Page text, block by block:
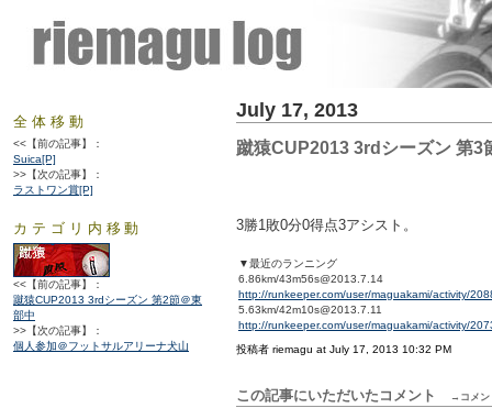
July 17, 2013
蹴猿CUP2013 3rdシーズン 第3
3勝1敗0分0得点3アシスト。
▼最近のランニング
6.86km/43m56s@2013.7.14
http://runkeeper.com/user/maguakami/activity/
5.63km/42m10s@2013.7.11
http://runkeeper.com/user/maguakami/activity/
投稿者 riemagu at July 17, 2013 10:32 PM
この記事にいただいたコメント →コメン
全体移動
<<【前の記事】：
Suica[P]
>>【次の記事】：
ラストワン賞[P]
カテゴリ内移動
<<【前の記事】：
蹴猿CUP2013 3rdシーズン 第2節＠東
部中
>>【次の記事】：
個人参加＠フットサルアリーナ犬山